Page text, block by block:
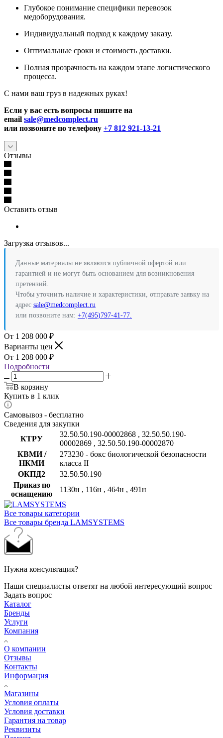
Глубокое понимание специфики перевозок
медоборудования.
Индивидуальный подход к каждому заказу.
Оптимальные сроки и стоимость доставки.
Полная прозрачность на каждом этапе логистического
процесса.
С нами ваш груз в надежных руках!
Если у вас есть вопросы пишите на
email sale@medcomplect.ru
или позвоните по телефону +7 812 921-13-21
Отзывы
Оставить отзыв
Загрузка отзывов...
Данные материалы не являются публичной офертой или
гарантией и не могут быть основанием для возникновения
претензий.
Чтобы уточнить наличие и характеристики, отправьте заявку на
адрес sale@medcomplect.ru
или позвоните нам: +7(495)797-41-77.
1 208 000 ₽
Варианты цен
1 208 000 ₽
Подробности
В корзину
Купить в 1 клик
Самовывоз - бесплатно
Сведения для закупки
КТРУ
32.50.50.190-00002868 , 32.50.50.190-
00002869 , 32.50.50.190-00002870
КВМИ /
НКМИ
273230 - бокс биологической безопасности
класса II
ОКПД2
32.50.50.190
Приказ по
оснащению
1130н , 116н , 464н , 491н
Все товары категории
Все товары бренда LAMSYSTEMS
Нужна консультация?
Наши специалисты ответят на любой интересующий вопрос
Задать вопрос
Каталог
Бренды
Услуги
Компания
О компании
Отзывы
Контакты
Информация
Магазины
Условия оплаты
Условия доставки
Гарантия на товар
Реквизиты